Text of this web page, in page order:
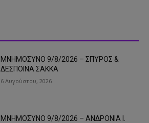
ΜΝΗΜΟΣΥΝΟ 9/8/2026 – ΣΠΥΡΟΣ &
ΔΕΣΠΟΙΝΑ ΣΑΚΚΑ
6 Αυγούστου, 2026
ΜΝΗΜΟΣΥΝΟ 9/8/2026 – ΑΝΔΡΟΝΙΑ Ι.